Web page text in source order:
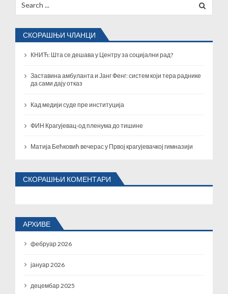
for:
СКОРАШЊИ ЧЛАНЦИ
КНИЋ: Шта се дешава у Центру за социјални рад?
Заставина амбуланта и Јанг Фенг: систем који тера раднике
да сами дају отказ
Кад медији суде пре институција
ФИН Крагујевац-од пленума до тишине
Матија Бећковић вечерас у Првој крагујевачкој гимназији
СКОРАШЊИ КОМЕНТАРИ
АРХИВЕ
фебруар 2026
јануар 2026
децембар 2025